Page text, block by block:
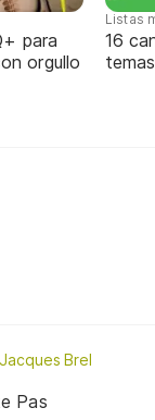
para
orgullo
Listas
16
Brel
Pas